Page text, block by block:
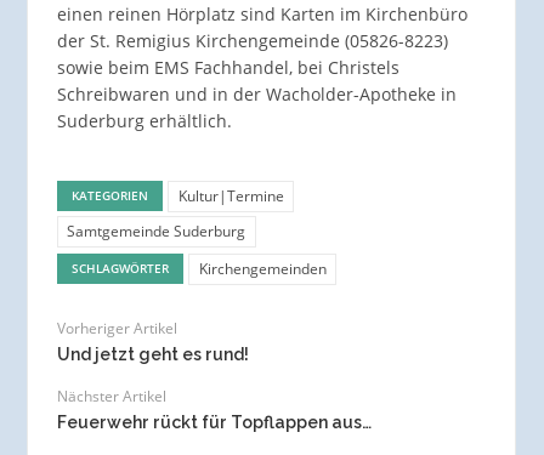
einen reinen Hörplatz sind Karten im Kirchenbüro
der St. Remigius Kirchengemeinde (05826-8223)
sowie beim EMS Fachhandel, bei Christels
Schreibwaren und in der Wacholder-Apotheke in
Suderburg erhältlich.
KATEGORIEN
Kultur|Termine
Samtgemeinde Suderburg
SCHLAGWÖRTER Kirchengemeinden
Vorheriger Artikel
Und jetzt geht es rund!
Nächster Artikel
Feuerwehr rückt für Topflappen aus…